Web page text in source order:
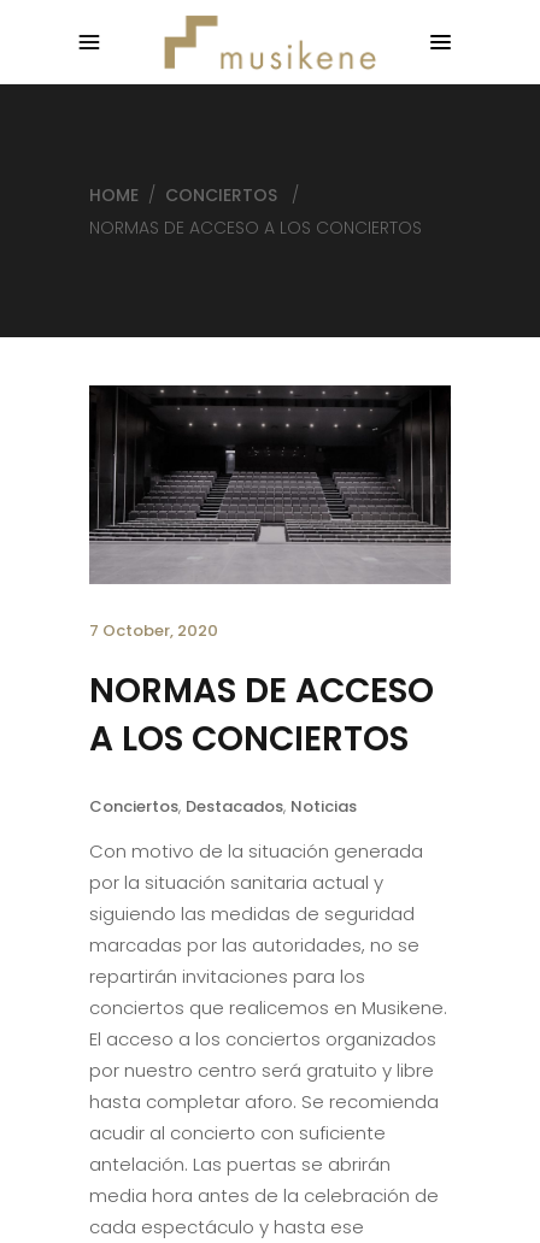
HOME / CONCIERTOS
/
NORMAS DE ACCESO A LOS CONCIERTOS
7 October, 2020
NORMAS DE ACCESO
A LOS CONCIERTOS
Conciertos, Destacados, Noticias
Con motivo de la situación generada
por la situación sanitaria actual y
siguiendo las medidas de seguridad
marcadas por las autoridades, no se
repartirán invitaciones para los
conciertos que realicemos en Musikene.
El acceso a los conciertos organizados
por nuestro centro será gratuito y libre
hasta completar aforo. Se recomienda
acudir al concierto con suficiente
antelación. Las puertas se abrirán
media hora antes de la celebración de
cada espectáculo y hasta ese